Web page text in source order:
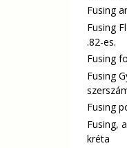
Fusing
Fusing
.82-es.
Fusing
Fusing
Fusing
Fusing,
kréta